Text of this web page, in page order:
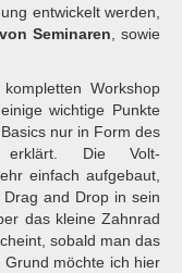
entwickelt werden,
Seminaren , sowie
Workshop
wichtige Punkte
nur in Form des
Die Volt-
einfach aufgebaut,
and Drop in sein
das kleine Zahnrad
sobald man das
möchte ich hier